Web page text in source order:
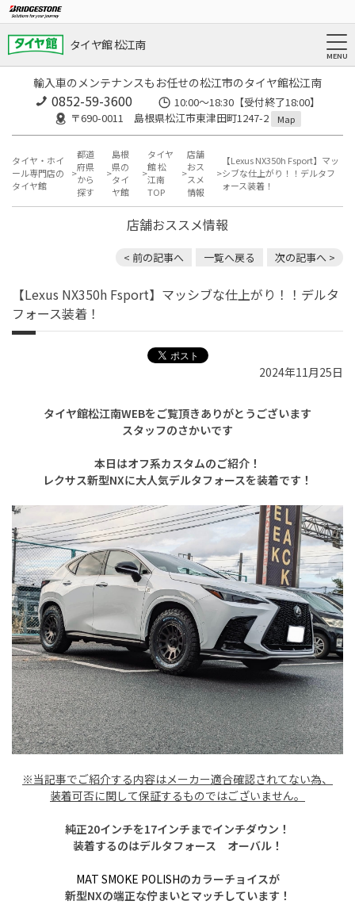
タイヤ館 松江南
輸入車のメンテナンスもお任せの松江市のタイヤ館松江南
0852-59-3600
10:00～18:30【受付終了18:00】
〒690-0011 島根県松江市東津田町1247-2
Map
タイヤ・ホイ
ール専門店の
タイヤ館
都道
府県
から
探す
島根
県の
タイ
ヤ館
タイヤ
館 松
江南
TOP
店舗
おス
スメ
情報
【Lexus NX350h Fsport】マッ
シブな仕上がり！！デルタフ
ォース装着！
店舗おススメ情報
< 前の記事へ 一覧へ戻る 次の記事へ >
【Lexus NX350h Fsport】マッシブな仕上がり！！デルタ
フォース装着！
2024年11月25日
タイヤ館松江南WEBをご覧頂きありがとうございます
スタッフのさかいです
本日はオフ系カスタムのご紹介！
レクサス新型NXに大人気デルタフォースを装着です！
※当記事でご紹介する内容はメーカー適合確認されてない為、
装着可否に関して保証するものではございません。
純正20インチを17インチまでインチダウン！
装着するのはデルタフォース オーバル！
MAT SMOKE POLISHのカラーチョイスが
新型NXの端正な佇まいとマッチしています！